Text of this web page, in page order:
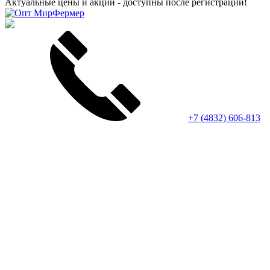
Актуальные цены и акции - доступны после регистрации!
+7 (4832) 606-813